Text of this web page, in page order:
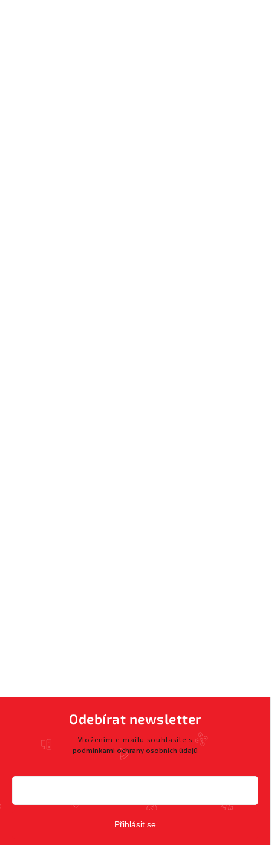
Odebírat newsletter
Vložením e-mailu souhlasíte s
podmínkami ochrany osobních údajů
Přihlásit se